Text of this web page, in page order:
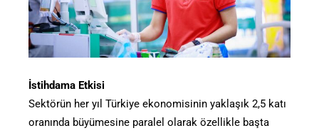
İstihdama Etkisi
Sektörün her yıl Türkiye ekonomisinin yaklaşık 2,5 katı
oranında büyümesine paralel olarak özellikle başta